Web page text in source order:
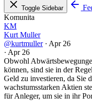
Toggle Sidebar
Komunita
KM
Kurt Muller
@kurtmuller · Apr 26
· Apr 26
Obwohl
können, sind sie in der
Geld zu investieren, da Sie
wachstumsstarken Aktien
für Anleger, um sie in ihr